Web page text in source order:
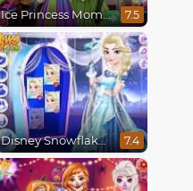
Ice Princess Mommy Real Makeover 7.5
Disney Snowflakes Winter Ball 7.4